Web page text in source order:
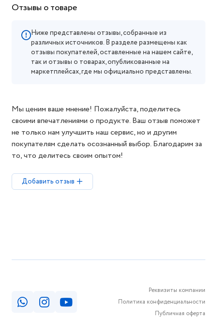
Отзывы о товаре
Ниже представлены отзывы, собранные из
различных источников. В разделе размещены как
отзывы покупателей, оставленные на нашем сайте,
так и отзывы о товарах, опубликованные на
маркетплейсах, где мы официально представлены.
Мы ценим ваше мнение! Пожалуйста, поделитесь
своими впечатлениями о продукте. Ваш отзыв поможет
не только нам улучшить наш сервис, но и другим
покупателям сделать осознанный выбор. Благодарим за
то, что делитесь своим опытом!
Добавить отзыв
Реквизиты компании
Политика конфиденциальности
Публичная оферта